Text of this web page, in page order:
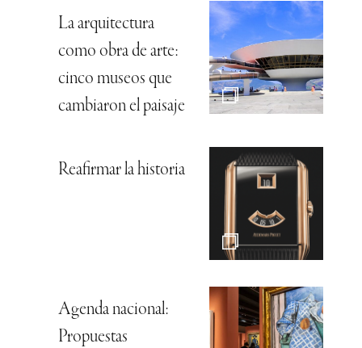
La arquitectura
como obra de arte:
cinco museos que
cambiaron el paisaje
Reafirmar la historia
Agenda nacional:
Propuestas